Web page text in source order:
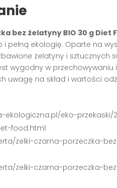
bez żelatyny BIO 30 g Diet
i pełną ekologię. Oparte na
żelatyny i sztucznych
wygodny w
uwagę na skład i wartości
ekologiczna.pl/eko-
food.html
zelki-czarna-porzeczka-
zelki-czarna-porzeczka-